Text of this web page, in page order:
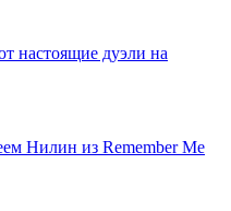
настоящие дуэли на
Нилин из Remember Me